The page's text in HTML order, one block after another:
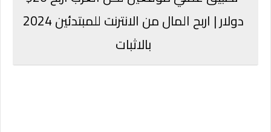
دولار | اربح المال من الانترنت للمبتدئين 2024
بالاثبات